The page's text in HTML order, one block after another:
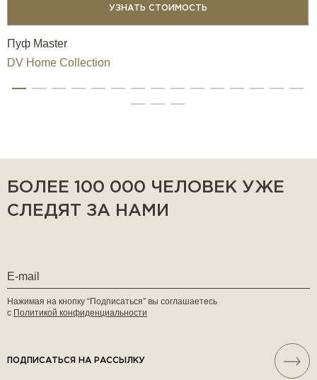
УЗНАТЬ СТОИМОСТЬ
Пуф Master
DV Home Collection
БОЛЕЕ 100 000 ЧЕЛОВЕК УЖЕ
СЛЕДЯТ ЗА НАМИ
Нажимая на кнопку “Подписаться” вы соглашаетесь
с Политикой конфиденциальности
ПОДПИСАТЬСЯ НА РАССЫЛКУ